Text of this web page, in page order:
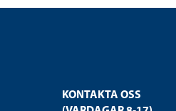
KONTAKTA OSS